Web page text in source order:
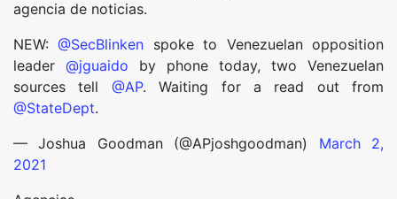
agencia de noticias.
NEW:@SecBlinken spoke to Venezuelan opposition
leader @jguaido by phone today, two Venezuelan
sources tell @AP. Waiting for a read out from
@StateDept.
— Joshua Goodman (@APjoshgoodman) March 2,
2021